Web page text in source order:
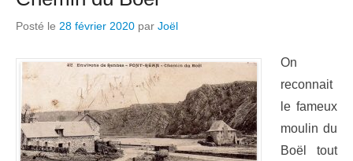
Posté le 28 février 2020 par Joël
On
reconnait
le fameux
moulin du
Boël tout